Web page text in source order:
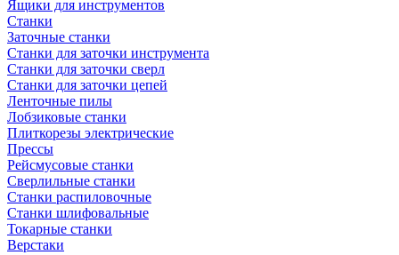
Ящики для инструментов
Станки
Заточные станки
Станки для заточки инструмента
Станки для заточки сверл
Станки для заточки цепей
Ленточные пилы
Лобзиковые станки
Плиткорезы электрические
Прессы
Рейсмусовые станки
Сверлильные станки
Станки распиловочные
Станки шлифовальные
Токарные станки
Верстаки